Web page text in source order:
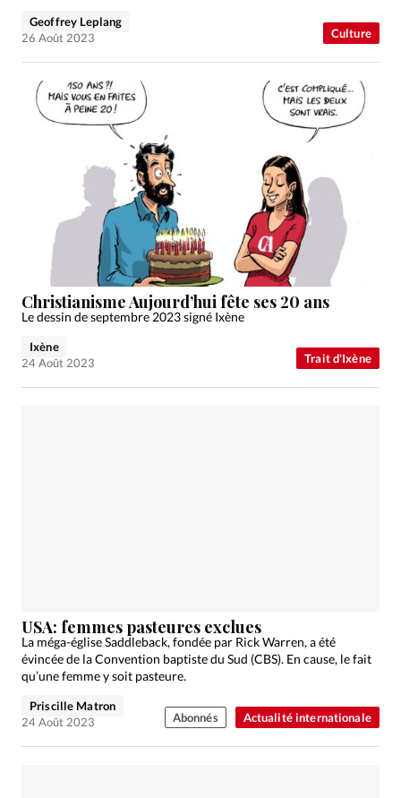
Culture
Geoffrey Leplang
26 Août 2023
Trait d'Ixène
Christianisme Aujourd’hui fête ses 20 ans
Le dessin de septembre 2023 signé Ixène
Ixène
24 Août 2023
Actualité internationale
USA: femmes pasteures exclues
La méga-église Saddleback, fondée par Rick Warren, a été
évincée de la Convention baptiste du Sud (CBS). En cause, le fait
qu’une femme y soit pasteure.
Priscille Matron
24 Août 2023
Abonnés